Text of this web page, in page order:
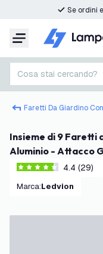
Se ordini
Menu
Cosa stai cercando?
Faretti Da Giardino
Insieme di 9 Faretti da Esterno con Picchetto - IP65 -
Aluminio - Attacco
4.4 stelle di 4.4 (29)
Marca: Ledvion